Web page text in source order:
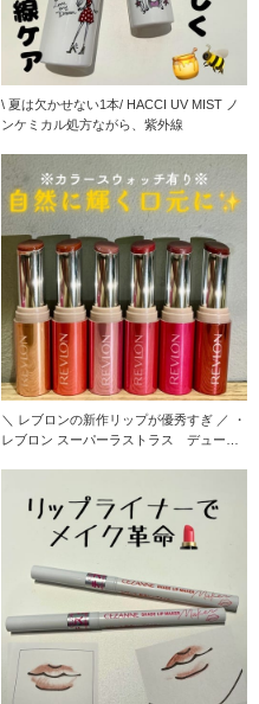
\ 夏は欠かせない1本/ HACCI UV MIST ノ
ンケミカル処方ながら、紫外線
＼ レブロンの新作リップが優秀すぎ ／ ・
レブロン スーパーラストラス デューイ